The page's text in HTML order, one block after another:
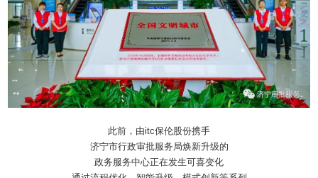
此前，由itc保伦股份携手
济宁市行政审批服务局焕新升级的
政务服务中心正在发生可喜变化